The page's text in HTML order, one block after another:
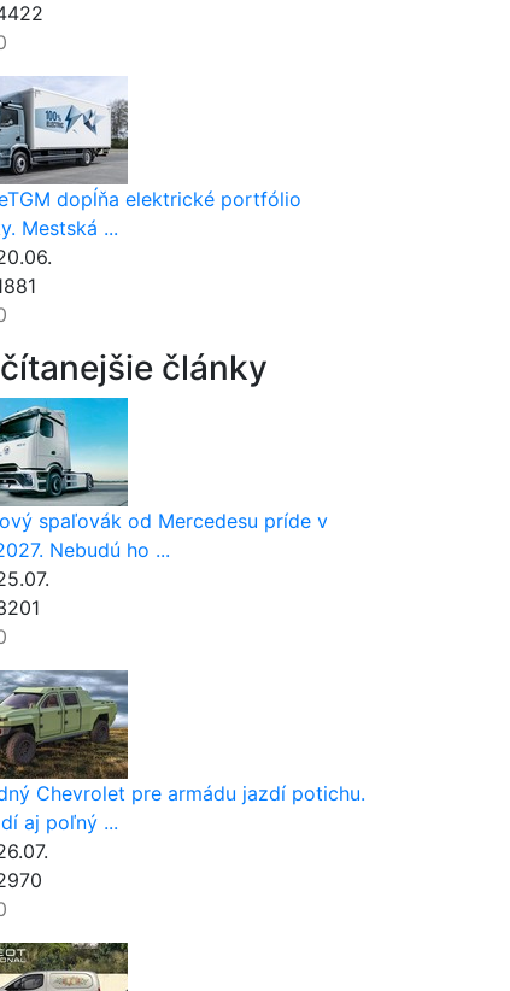
dopĺňa elektrické portfólio
Mestská ...
články
spaľovák od Mercedesu príde v
Nebudú ho ...
Chevrolet pre armádu jazdí potichu.
aj poľný ...